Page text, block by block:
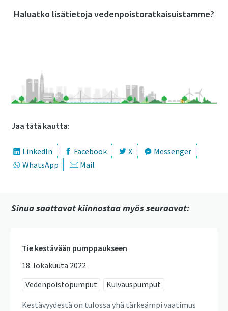
Haluatko lisätietoja vedenpoistoratkaisuistamme?
Jaa tätä kautta:
LinkedIn Facebook X
Messenger
WhatsApp
Mail
Sinua saattavat kiinnostaa myös seuraavat:
Tie kestävään pumppaukseen
18. lokakuuta 2022
Vedenpoistopumput
Kuivauspumput
Kestävyydestä on tulossa yhä tärkeämpi vaatimus